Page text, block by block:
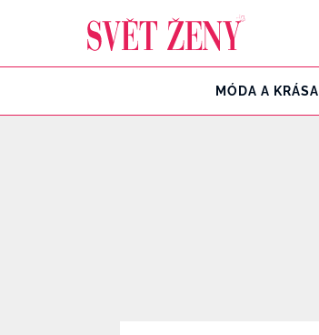
MÓDA A KRÁSA